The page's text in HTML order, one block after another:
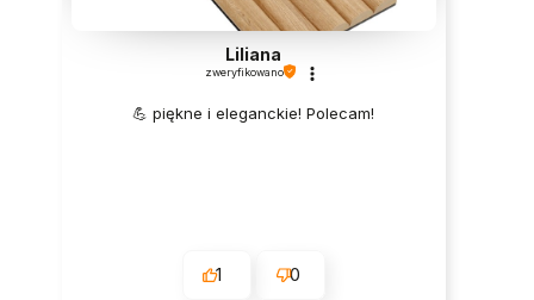
Liliana
zweryfikowano
💪 piękne i eleganckie! Polecam!
1 0